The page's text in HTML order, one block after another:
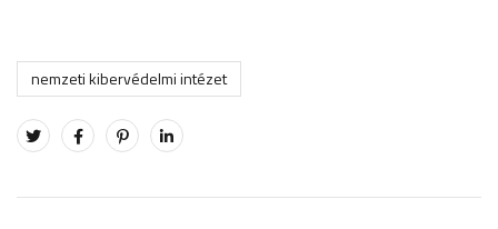
nemzeti kibervédelmi intézet